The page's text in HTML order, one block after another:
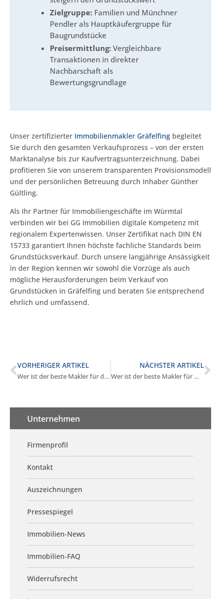
Zielgruppe: Familien und Münchner
Pendler als Hauptkäufergruppe für
Baugrundstücke
Preisermittlung:Vergleichbare
Transaktionen in direkter
Nachbarschaft als
Bewertungsgrundlage
Unser zertifizierter Immobilienmakler Gräfelfing begleitet
Sie durch den gesamten Verkaufsprozess – von der ersten
Marktanalyse bis zur Kaufvertragsunterzeichnung. Dabei
profitieren Sie von unserem transparenten Provisionsmodell
und der persönlichen Betreuung durch Inhaber Günther
Gültling.
Als Ihr Partner für Immobiliengeschäfte im Würmtal
verbinden wir bei GG Immobilien digitale Kompetenz mit
regionalem Expertenwissen. Unser Zertifikat nach DIN EN
15733 garantiert Ihnen höchste fachliche Standards beim
Grundstücksverkauf. Durch unsere langjährige Ansässigkeit
in der Region kennen wir sowohl die Vorzüge als auch
mögliche Herausforderungen beim Verkauf von
Grundstücken in Gräfelfing und beraten Sie entsprechend
ehrlich und umfassend.
VORHERIGER ARTIKEL
Wer ist der beste Makler für den Wohnungsverkauf in Gräfelfing?
NÄCHSTER ARTIKEL
Wer ist der beste Makler für Mehrfamilienhäuser in Gräfelfing?
Unternehmen
Firmenprofil
Kontakt
Auszeichnungen
Pressespiegel
Immobilien-News
Immobilien-FAQ
Widerrufsrecht